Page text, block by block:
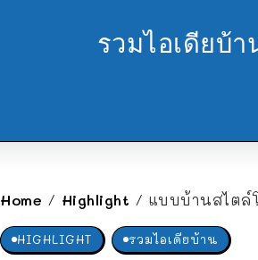
รวมไอเดียบ้า
Home / Highlight / แบบบ้านสไตล์
HIGHLIGHT รวมไอเดียบ้าน